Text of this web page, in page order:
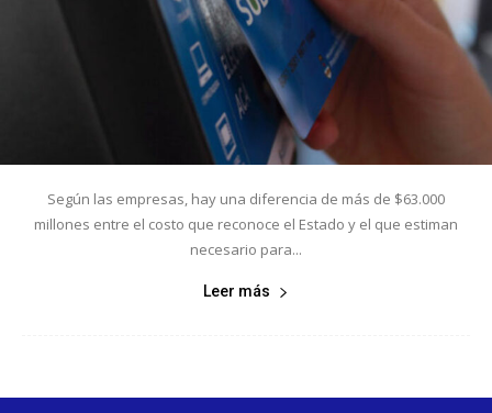
Según las empresas, hay una diferencia de más de $63.000
millones entre el costo que reconoce el Estado y el que estiman
necesario para...
Leer más